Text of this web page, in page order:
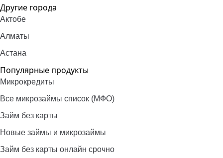
Другие города
Актобе
Алматы
Астана
Популярные продукты
Микрокредиты
Все микрозаймы список (МФО)
Займ без карты
Новые займы и микрозаймы
Займ без карты онлайн срочно